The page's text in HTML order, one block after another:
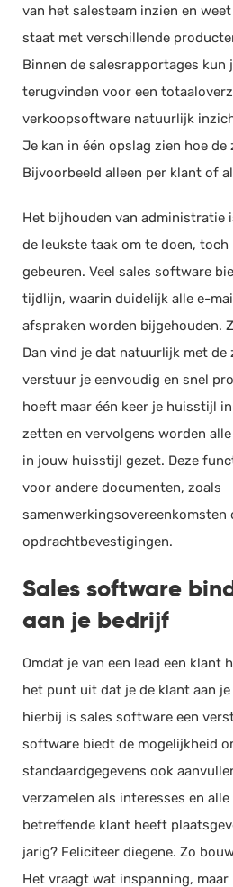
van het salesteam inzien en
staat met verschillende
Binnen de salesrapportages
terugvinden voor een
verkoopsoftware natuurlijk
Je kan in één opslag zien hoe de
Bijvoorbeeld alleen per klant of
Het bijhouden van administratie
de leukste taak om te doen,
gebeuren. Veel sales software
tijdlijn, waarin duidelijk alle e-
afspraken worden bijgehouden.
Dan vind je dat natuurlijk met de
verstuur je eenvoudig en snel
hoeft maar één keer je huisstijl
zetten en vervolgens worden
in jouw huisstijl gezet. Deze
voor andere documenten, zoals
samenwerkingsovereenkomsten
opdrachtbevestigingen.
Sales software
aan je bedrijf
Omdat je van een lead een klant
het punt uit dat je de klant aan
hierbij is sales software een
software biedt de mogelijkheid
standaardgegevens ook
verzamelen als interesses en
betreffende klant heeft
jarig? Feliciteer diegene. Zo
Het vraagt wat inspanning,